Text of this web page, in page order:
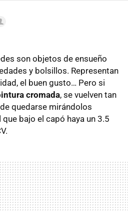
son objetos de ensueño
y bolsillos. Representan
el buen gusto… Pero si
cromada, se vuelven tan
quedarse mirándolos
bajo el capó haya un 3.5